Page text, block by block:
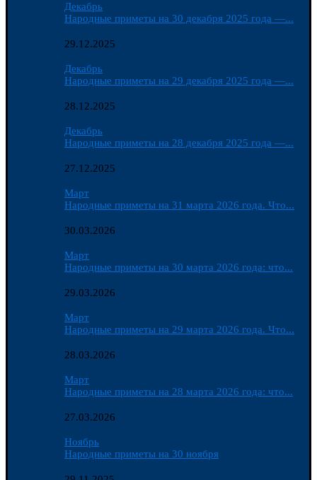
Декабрь
Народные приметы на 30 декабря 2025 года —...
29.12.2025
Декабрь
Народные приметы на 29 декабря 2025 года —...
28.12.2025
Декабрь
Народные приметы на 28 декабря 2025 года —...
27.12.2025
Март
Народные приметы на 31 марта 2026 года. Что...
30.03.2026
Март
Народные приметы на 30 марта 2026 года: что...
29.03.2026
Март
Народные приметы на 29 марта 2026 года. Что...
28.03.2026
Март
Народные приметы на 28 марта 2026 года: что...
27.03.2026
Ноябрь
Народные приметы на 30 ноября